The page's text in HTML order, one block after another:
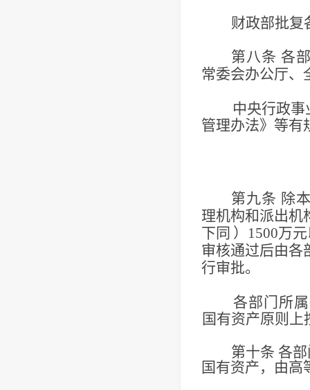
财政部批复
第八条 各
常委会办公厅、
中央行政
管理办法》等有
第九条 除
理机构和派出机
下同 ） 1500万
审核通过后由各
行审批。
各部门所
国有资产原则上
第十条 各
国有资产，由高